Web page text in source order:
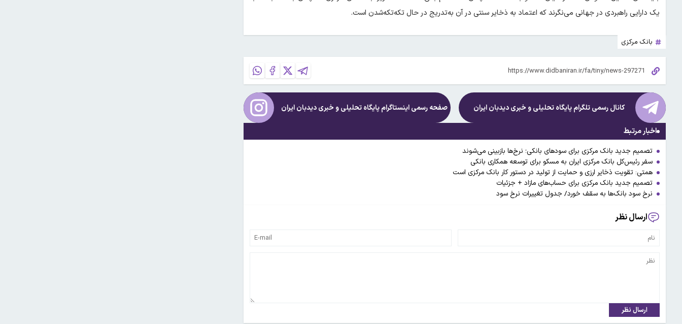
یک دارایی راهبردی در جهانی می‌نگرند که اعتماد به ذخایر سنتی در آن به‌تدریج در حال تکه‌تکه‌شدن است.
بانک مرکزی
کانال رسمی تلگرام پایگاه تحلیلی و خبریدیدبان ایران صفحه رسمی اینستاگرام پایگاه تحلیلی و خبریدیدبان ایران
اخبار مرتبط
تصمیم جدید بانک مرکزی برای سودهای بانکی؛ نرخ‌ها بازبینی می‌شوند
سفر رئیس‌کل بانک مرکزی ایران به مسکو برای توسعه همکاری بانکی
همتی: تقویت ذخایر ارزی و حمایت از تولید در دستور کار بانک مرکزی است
تصمیم جدید بانک مرکزی برای حساب‌های مازاد + جزئیات
نرخ سود بانک‌ها به سقف خورد/ جدول تغییرات نرخ سود
ارسال نظر
ارسال نظر